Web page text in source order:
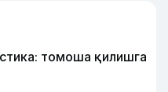
томоша қилишга